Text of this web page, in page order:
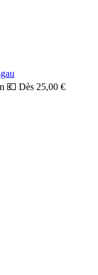
💶 Dès 25,00 €